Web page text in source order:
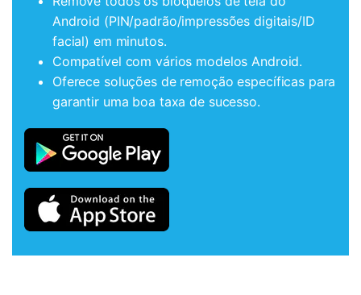
Android (PIN/padrão/impressões digitais/ID
facial) em minutos.
Compatível com vários modelos Android.
Oferece soluções de remoção específicas para
garantir uma boa taxa de sucesso.